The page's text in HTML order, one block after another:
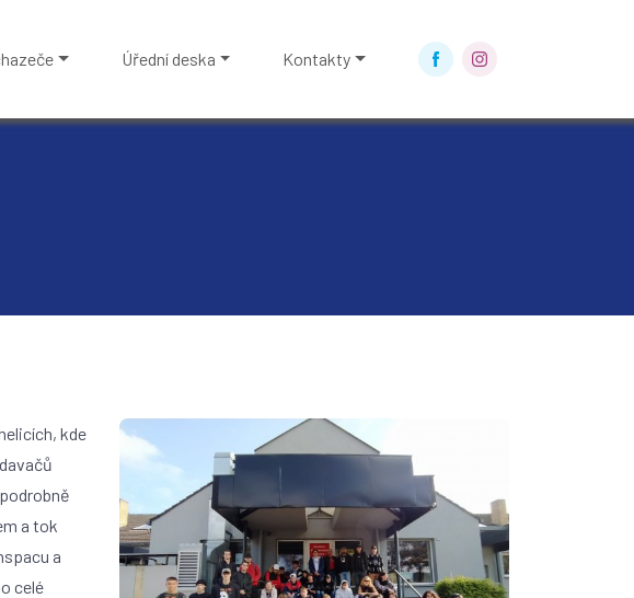
Úřední deska Kontakty
kde
a tok
a
celé